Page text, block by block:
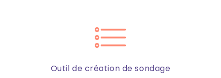
Outil de création de sondage